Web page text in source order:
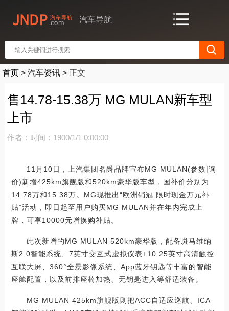
汽车导航
首页 > 汽车资讯 > 正文
售14.78-15.38万 MG MULAN新车型
上市
作者： 时间：1900/1/1 0:00:00
11月10日，上汽集团名爵品牌宣布MG MULAN(参数|询
价)新增425km旗舰版和520km豪华版车型，国补价分别为
14.78万和15.38万。MG现推出“欧洲销冠 限时现金万元补
贴”活动，即日起至用户购买MG MULAN并在年内完成上
牌，可享10000元增换购补贴。
此次新增的MG MULAN 520km豪华版，配备斑马维纳
斯2.0智能系统、7英寸交互式虚拟仪表+10.25英寸高清触控
互联大屏、360°全景影像系统、App蓝牙钥匙等丰富的智能
座舱配置，以及前排座椅加热、无钥匙进入等舒适装备。
MG MULAN 425km旗舰版则把ACC自适应巡航、ICA